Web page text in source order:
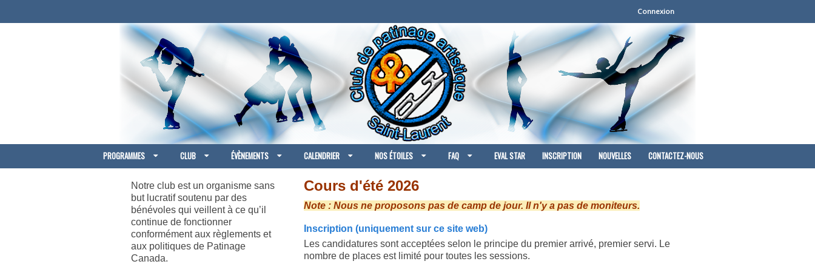
Connexion
PROGRAMMES CLUB ÉVÈNEMENTS CALENDRIER NOS ÉTOILES FAQ EVAL STAR INSCRIPTION NOUVELLES CONTACTEZ-NOUS
Notre club est un organisme sans
but lucratif soutenu par des
bénévoles qui veillent à ce qu’il
continue de fonctionner
conformément aux règlements et
aux politiques de Patinage
Canada.
Cours d'été 2026
Note : Nous ne proposons pas de camp de jour. Il n'y a pas de moniteurs.
Inscription (uniquement sur ce site web)
Les candidatures sont acceptées selon le principe du premier arrivé, premier servi. Le
nombre de places est limité pour toutes les sessions.